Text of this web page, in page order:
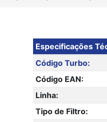
Especificações
Código Turbo:
Código EAN:
Linha:
Tipo de Filtro: